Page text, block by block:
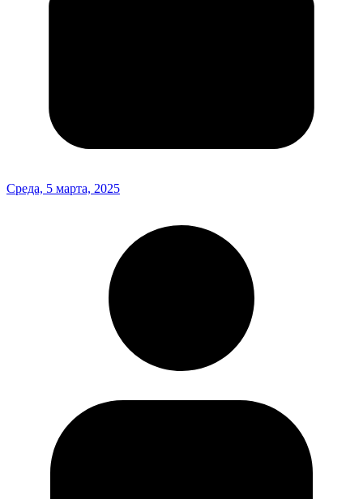
Среда, 5 марта, 2025